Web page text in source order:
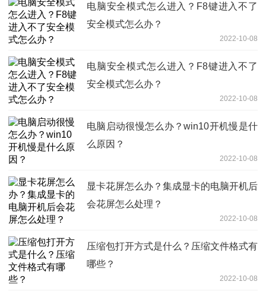
电脑安全模式怎么进入？F8键进入不了
安全模式怎么办？
2022-10-08
电脑安全模式怎么进入？F8键进入不了
安全模式怎么办？
2022-10-08
电脑启动很慢怎么办？win10开机慢是什
么原因？
2022-10-08
显卡花屏怎么办？集成显卡的电脑开机后
会花屏怎么处理？
2022-10-08
压缩包打开方式是什么？压缩文件格式有
哪些？
2022-10-08